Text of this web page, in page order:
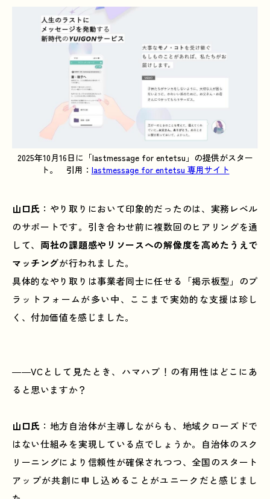
2025年10月16日に「lastmessage for entetsu」の提供がスター
ト。 引用： lastmessage for entetsu 専用サイト
山口氏 ：やり取りにおいて印象的だったのは、実務レベル
のサポートです。引き合わせ前に複数回のヒアリングを通
して、 両社の課題感やリソースへの解像度を高めたうえで
マッチングが行われました。
具体的なやり取りは事業者同士に任せる「掲示板型」のプ
ラットフォームが多い中、ここまで実効的な支援は珍し
く、付加価値を感じました。
――VCとして見たとき、ハマハブ！の有用性はどこにあ
ると思いますか？
山口氏 ：地方自治体が主導しながらも、地域クローズドで
はない仕組みを実現している点でしょうか。自治体のスク
リーニングにより信頼性が確保されつつ、全国のスタート
アップが共創に申し込めることがユニークだと感じまし